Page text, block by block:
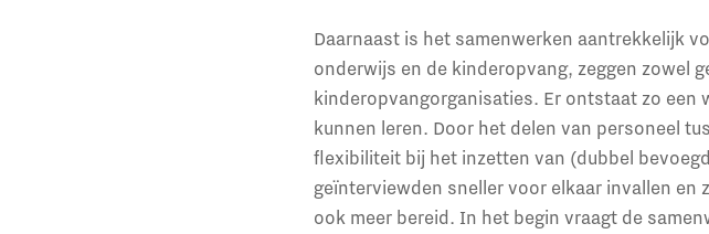
Daarnaast is het samenwerken aantrekkelijk
onderwijs en de kinderopvang, zeggen zowel
kinderopvangorganisaties. Er ontstaat zo een
kunnen leren. Door het delen van personeel
flexibiliteit bij het inzetten van (dubbel
geïnterviewden sneller voor elkaar invallen
ook meer bereid. In het begin vraagt de